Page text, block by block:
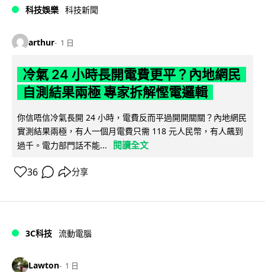
科技娛樂 科技新聞
arthur 1 日
冷氣 24 小時長開電費更平？內地網民
自測結果兩極 專家拆解慳電邏輯
你信唔信冷氣長開 24 小時，電費反而平過開開關關？內地網民
實測結果兩極，有人一個月電費只需 118 元人民幣，有人飆到
過千。電力部門話不能...
閱讀全文
36 分享
3C科技 流動電腦
Lawton 1 日